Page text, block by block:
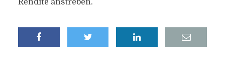
Rendite anstreben.